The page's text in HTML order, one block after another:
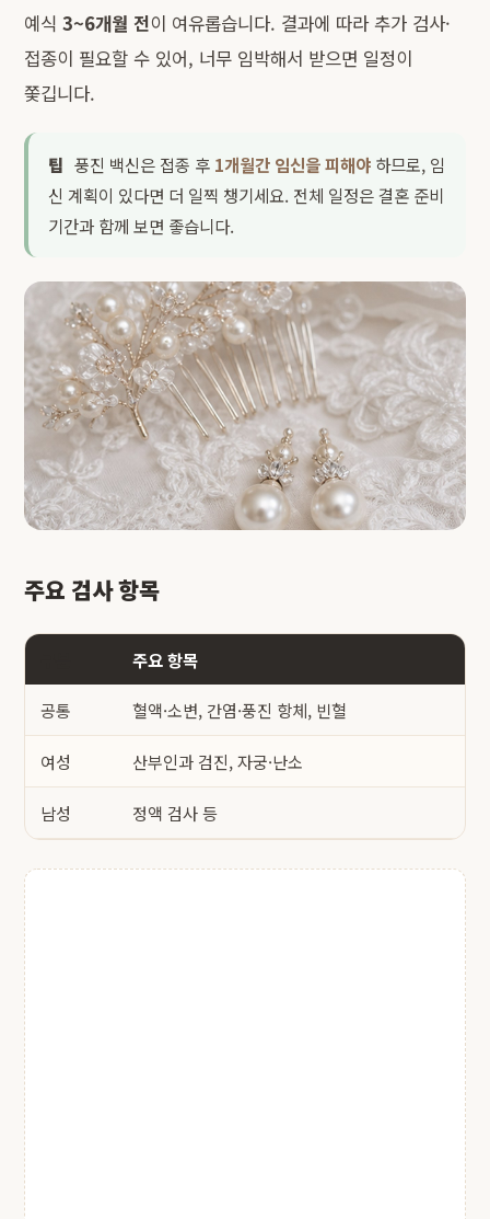
예식 3~6개월 전이 여유롭습니다. 결과에 따라 추가 검사·
접종이 필요할 수 있어, 너무 임박해서 받으면 일정이
쫓깁니다.
팁 풍진 백신은 접종 후 1개월간 임신을 피해야 하므로, 임
신 계획이 있다면 더 일찍 챙기세요. 전체 일정은결혼 준비
기간과 함께 보면 좋습니다.
주요 검사 항목
주요 항목
공통 혈액·소변, 간염·풍진 항체, 빈혈
여성 산부인과 검진, 자궁·난소
남성 정액 검사 등